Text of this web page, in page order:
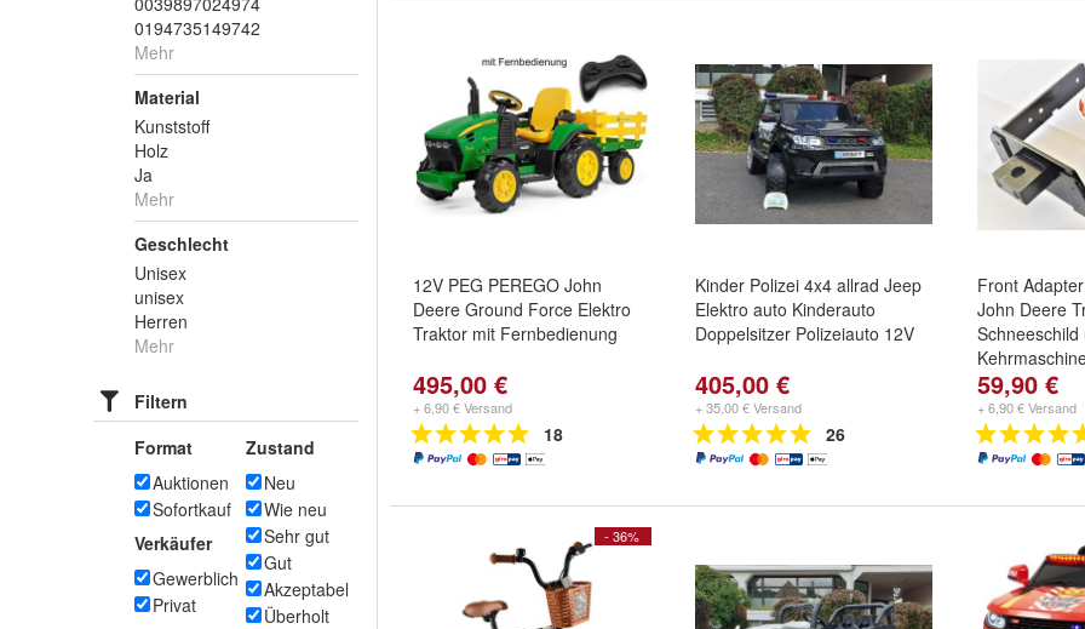
0194735149742
Mehr
Material
Kunststoff
Holz
Ja
Mehr
Geschlecht
Unisex
unisex
Herren
Mehr
Filtern
Format
Auktionen
Sofortkauf
Verkäufer
Gewerblich
Privat
Zustand
Neu
Wie neu
Sehr gut
Gut
Akzeptabel
Überholt
12V PEG PEREGO John
Deere Ground Force Elektro
Traktor mit Fernbedienung
495,00 €
+ 6,90 € Versand
18
Kinder Polizei 4x4 allrad Jeep
Elektro auto Kinderauto
Doppelsitzer Polizeiauto 12V
405,00 €
+ 35,00 € Versand
26
Front
John Deere
Schneeschild
59,90 €
+ 6,90 € Versand
- 36%